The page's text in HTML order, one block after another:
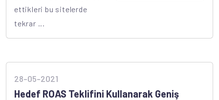
ettikleri bu sitelerde
tekrar ...
28-05-2021
Hedef ROAS Teklifini Kullanarak Geniş